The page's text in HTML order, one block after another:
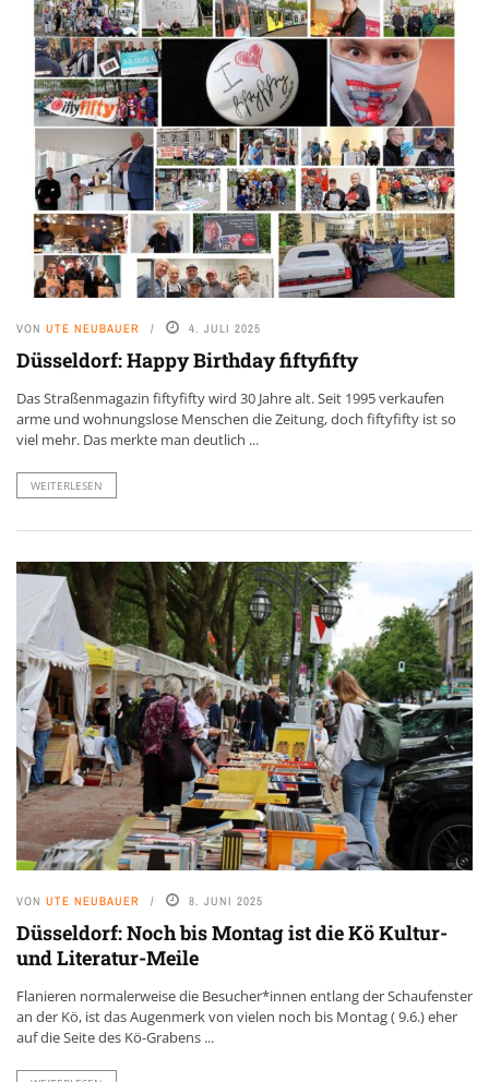
VON UTE NEUBAUER 4. JULI 2025
Düsseldorf: Happy Birthday fiftyfifty
Das Straßenmagazin fiftyfifty wird 30 Jahre alt. Seit 1995 verkaufen
arme und wohnungslose Menschen die Zeitung, doch fiftyfifty ist so
viel mehr. Das merkte man deutlich ...
WEITERLESEN
VON UTE NEUBAUER 8. JUNI 2025
Düsseldorf: Noch bis Montag ist die Kö Kultur-
und Literatur-Meile
Flanieren normalerweise die Besucher*innen entlang der Schaufenster
an der Kö, ist das Augenmerk von vielen noch bis Montag ( 9.6.) eher
auf die Seite des Kö-Grabens ...